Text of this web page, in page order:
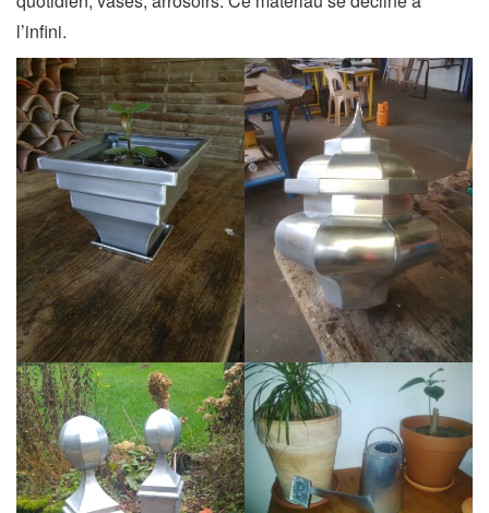
l’infini.